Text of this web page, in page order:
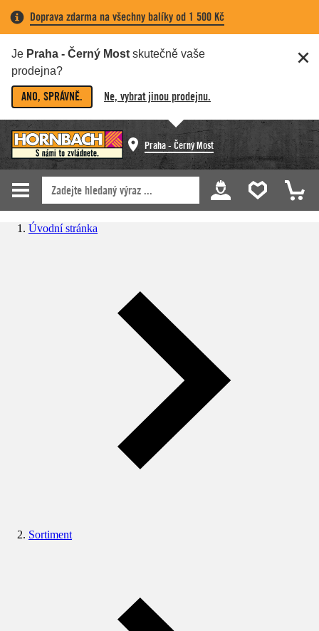
Doprava zdarma na všechny balíky od 1 500 Kč
Je Praha - Černý Most skutečně vaše
prodejna?
ANO, SPRÁVNĚ. Ne, vybrat jinou prodejnu.
Praha - Černý Most
Úvodní stránka
Sortiment